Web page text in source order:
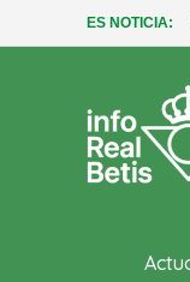
ES NOTICIA: